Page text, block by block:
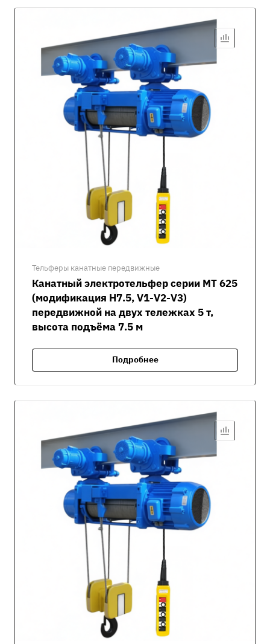
Тельферы канатные передвижные
Канатный электротельфер серии MT 625
(модификация H7.5, V1-V2-V3)
передвижной на двух тележках 5 т,
высота подъёма 7.5 м
Подробнее